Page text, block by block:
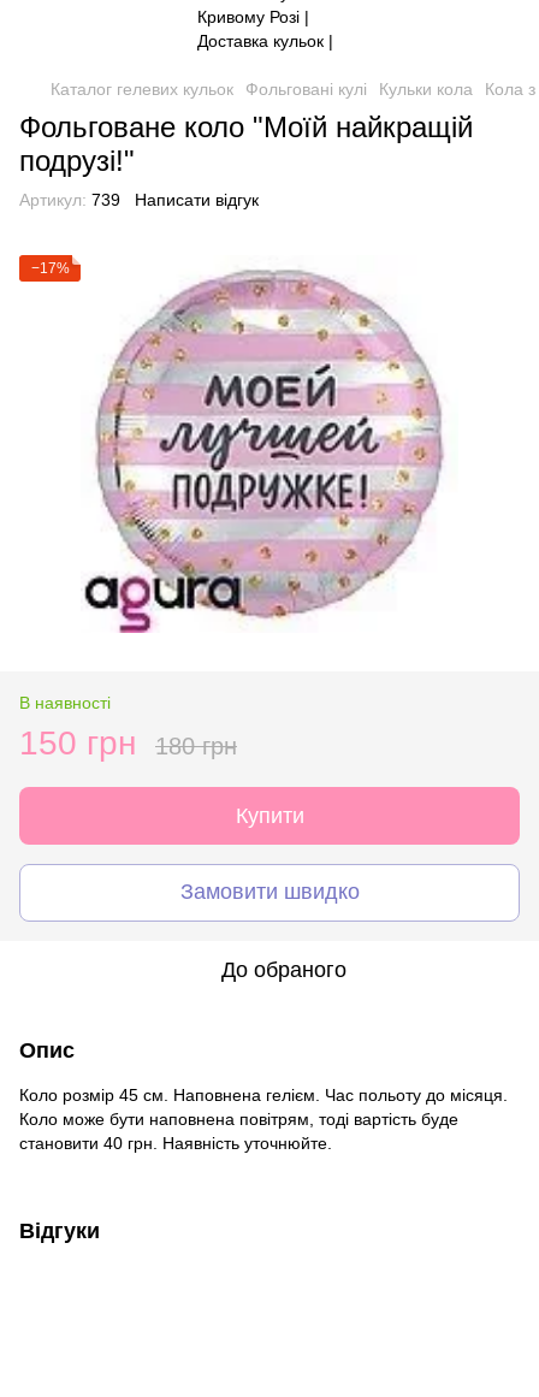
Каталог гелевих кульок Фольговані кулі Кульки кола Кола
Фольговане коло "Моїй найкращій
подрузі!"
Артикул: 739 Написати відгук
−17%
В наявності
150 грн 180 грн
Купити
Замовити швидко
До обраного
Опис
Коло розмір 45 см. Наповнена гелієм. Час польоту до місяця.
Коло може бути наповнена повітрям, тоді вартість буде
становити 40 грн. Наявність уточнюйте.
Відгуки